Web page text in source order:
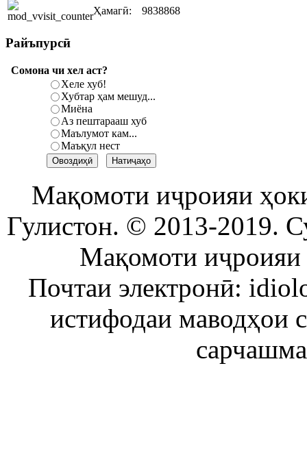
Ҳамагӣ: 9838868
Райъпурсӣ
Сомона чи хел аст?
Хеле хуб!
Хубтар ҳам мешуд...
Миёна
Аз пештарааш хуб
Маълумот кам...
Маъқул нест
Мақомоти иҷроияи
Гулистон. © 2013-2019.
Мақомоти иҷроияи
Почтаи электронӣ:
истифодаи маводҳои